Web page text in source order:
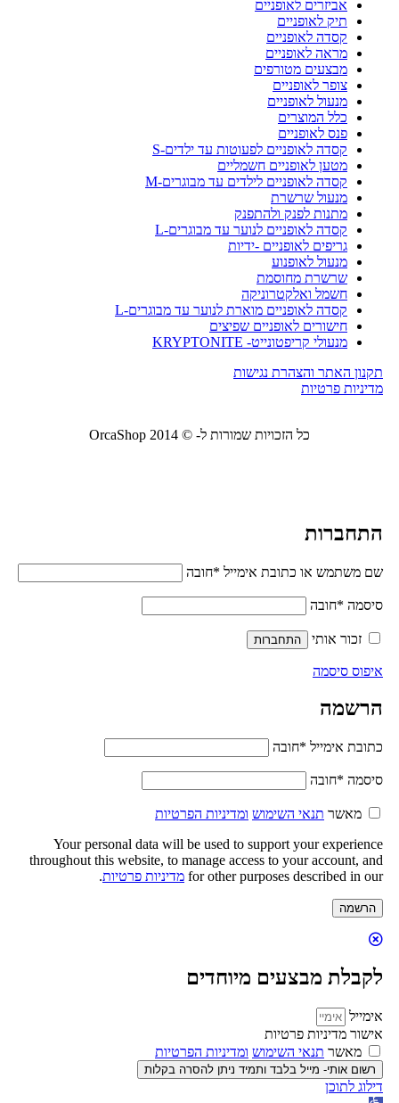
אביזרים לאופניים
תיק לאופניים
קסדה לאופניים
מראה לאופניים
מבצעים מטורפים
צופר לאופניים
מנעול לאופניים
כלל המוצרים
פנס לאופניים
קסדה לאופניים לפעוטות עד ילדים-S
מטען לאופניים חשמליים
קסדה לאופניים לילדים עד מבוגרים-M
מנעול שרשרת
מתנות לפנק ולהתפנק
קסדה לאופניים לנוער עד מבוגרים-L
גריפים לאופניים -ידיות
מנעול לאופנוע
שרשרת מחוסמת
חשמל ואלקטרוניקה
קסדה לאופניים מוארת לנוער עד מבוגרים-L
חישורים לאופניים שפיצים
מנעולי קריפטונייט- KRYPTONITE
תקנון האתר והצהרת נגישות
מדיניות פרטיות
כל הזכויות שמורות ל- © 2014 OrcaShop
התחברות
שם משתמש או כתובת אימייל *חובה
סיסמה *חובה
זכור אותי התחברות
איפוס סיסמה
הרשמה
כתובת אימייל *חובה
סיסמה *חובה
מאשר תנאי השימוש ומדיניות הפרטיות
Your personal data will be used to support your experience
throughout this website, to manage access to your account, and
for other purposes described in our מדיניות פרטיות.
הרשמה
לקבלת מבצעים מיוחדים
אימייל
אישור מדיניות פרטיות
מאשר תנאי השימוש ומדיניות הפרטיות
רשום אותי- מייל בלבד ותמיד ניתן להסרה בקלות
דילוג לתוכן